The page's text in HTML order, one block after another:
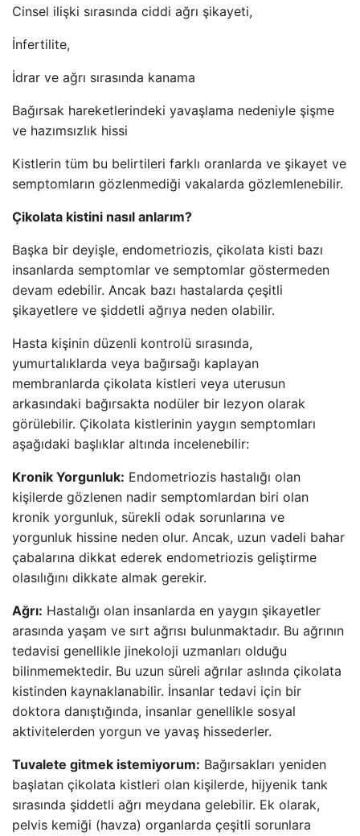
Cinsel ilişki sırasında ciddi ağrı şikayeti,
İnfertilite,
İdrar ve ağrı sırasında kanama
Bağırsak hareketlerindeki yavaşlama nedeniyle şişme
ve hazımsızlık hissi
Kistlerin tüm bu belirtileri farklı oranlarda ve şikayet ve
semptomların gözlenmediği vakalarda gözlemlenebilir.
Çikolata kistini nasıl anlarım?
Başka bir deyişle, endometriozis, çikolata kisti bazı
insanlarda semptomlar ve semptomlar göstermeden
devam edebilir. Ancak bazı hastalarda çeşitli
şikayetlere ve şiddetli ağrıya neden olabilir.
Hasta kişinin düzenli kontrolü sırasında,
yumurtalıklarda veya bağırsağı kaplayan
membranlarda çikolata kistleri veya uterusun
arkasındaki bağırsakta nodüler bir lezyon olarak
görülebilir. Çikolata kistlerinin yaygın semptomları
aşağıdaki başlıklar altında incelenebilir:
Kronik Yorgunluk: Endometriozis hastalığı olan
kişilerde gözlenen nadir semptomlardan biri olan
kronik yorgunluk, sürekli odak sorunlarına ve
yorgunluk hissine neden olur. Ancak, uzun vadeli bahar
çabalarına dikkat ederek endometriozis geliştirme
olasılığını dikkate almak gerekir.
Ağrı: Hastalığı olan insanlarda en yaygın şikayetler
arasında yaşam ve sırt ağrısı bulunmaktadır. Bu ağrının
tedavisi genellikle jinekoloji uzmanları olduğu
bilinmemektedir. Bu uzun süreli ağrılar aslında çikolata
kistinden kaynaklanabilir. İnsanlar tedavi için bir
doktora danıştığında, insanlar genellikle sosyal
aktivitelerden yorgun ve yavaş hissederler.
Tuvalete gitmek istemiyorum: Bağırsakları yeniden
başlatan çikolata kistleri olan kişilerde, hijyenik tank
sırasında şiddetli ağrı meydana gelebilir. Ek olarak,
pelvis kemiği (havza) organlarda çeşitli sorunlara